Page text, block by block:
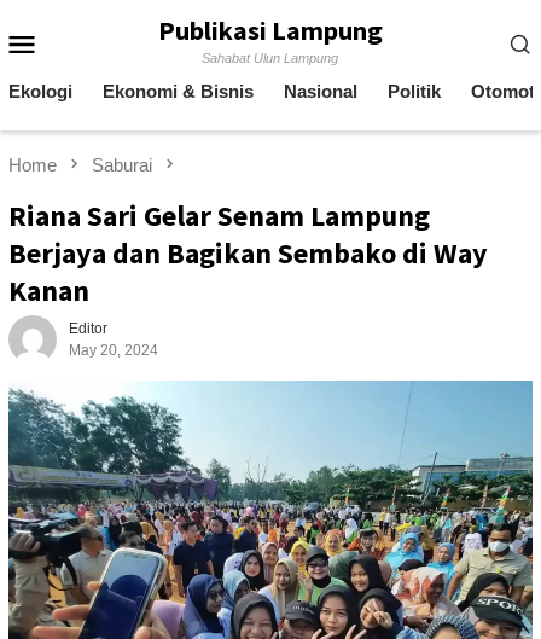
to
Publikasi Lampung
Sahabat Ulun Lampung
Ekologi Ekonomi & Bisnis Nasional Politik
Home Saburai
Riana Sari Gelar Senam Lampung
Berjaya dan Bagikan Sembako di Way
Kanan
Editor
May 20, 2024